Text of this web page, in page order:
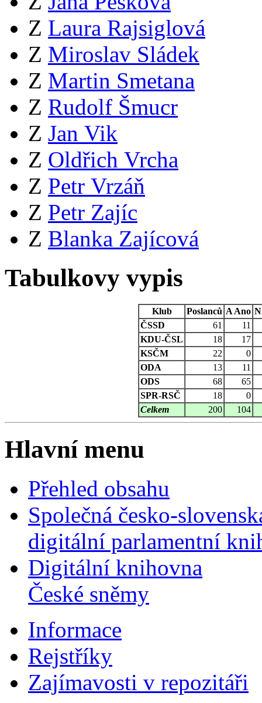
Z Laura Rajsiglová
Z Miroslav Sládek
Z Martin Smetana
Z Rudolf Šmucr
Z Jan Vik
Z Oldřich Vrcha
Z Petr Vrzáň
Z Petr Zajíc
Z Blanka Zajícová
Tabulkovy vypis
Klub Poslanců A Ano N
ČSSD
61
11
KDU-ČSL
18
17
KSČM
22
0
ODA
13
11
ODS
68
65
SPR-RSČ
18
0
Celkem
200 104
Hlavní menu
Přehled obsahu
Společná česko-
digitální parlamentní
Digitální knihovna
České sněmy
Informace
Rejstříky
Zajímavosti v repozitáři